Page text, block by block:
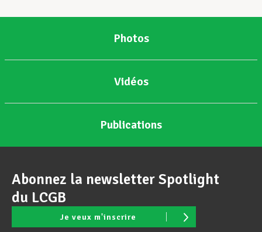
Photos
Vidéos
Publications
Abonnez la newsletter Spotlight
du LCGB
Je veux m'inscrire